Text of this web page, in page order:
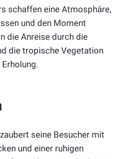
schaffen eine Atmosphäre,
und den Moment
die Anreise durch die
die tropische Vegetation
seine Besucher mit
und einer ruhigen